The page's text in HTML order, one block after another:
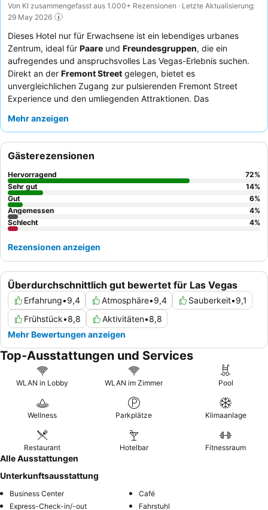
Von KI zusammengefasst aus 1.000+ Rezensionen · Letzte Aktualisierung:
29 May 2026
Dieses Hotel nur für Erwachsene ist ein lebendiges urbanes
Zentrum, ideal für Paare und Freundesgruppen, die ein
aufregendes und anspruchsvolles Las Vegas-Erlebnis suchen.
Direkt an der Fremont Street gelegen, bietet es
unvergleichlichen Zugang zur pulsierenden Fremont Street
Experience und den umliegenden Attraktionen. Das
mit mehreren beheizten Pools und riesigen Bildschirmen für
und hilfsbereite Personal, wobei ein
Frühstücksbuffetund engagierte Mixologen an den Bars
besonders hervorgehoben werden. Für einen wirklich
unvergesslichen Abend begeben Sie sich in den
Legacy Club,
um einen atemberaubenden Panoramablick auf die Skyline der
Innenstadt zu genießen.
Mehr anzeigen
Überdurchschnittlich gut bewertet für Las Vegas
Erfahrung•9,4 Atmosphäre•9,4 Sauberkeit•9,1
Frühstück•8,8 Aktivitäten•8,8
Mehr Bewertungen anzeigen
Gästerezensionen
Hervorragend 72%
Sehr gut
14%
Gut
6%
Angemessen
4%
Schlecht
4%
Rezensionen anzeigen
Top-Ausstattungen und Services
WLAN in Lobby WLAN im Zimmer Pool
Wellness Parkplätze Klimaanlage
Restaurant Hotelbar Fitnessraum
Alle Ausstattungen
Unterkunftsausstattung
Business Center
Café
Express-Check-in/-out
Fahrstuhl